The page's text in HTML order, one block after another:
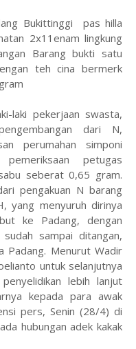
Bukittinggi pas hilla
2x11enam lingkung
Barang bukti satu
teh cina bermerk
laki pekerjaan swasta,
dari N,
perumahan simponi
petugas
seberat 0,65 gram.
pengakuan N barang
yang menyuruh dirinya
ke Padang, dengan
sampai ditangan,
Padang. Menurut Wadir
untuk selanjutnya
lebih lanjut
kepada para awak
pers, Senin (28/4) di
hubungan adek kakak